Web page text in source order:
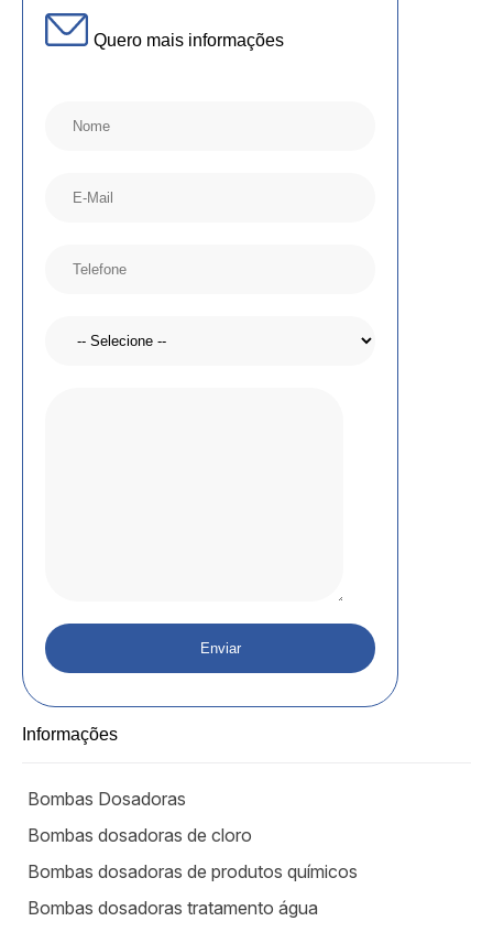
Quero mais informações
Informações
Bombas Dosadoras
Bombas dosadoras de cloro
Bombas dosadoras de produtos químicos
Bombas dosadoras tratamento água